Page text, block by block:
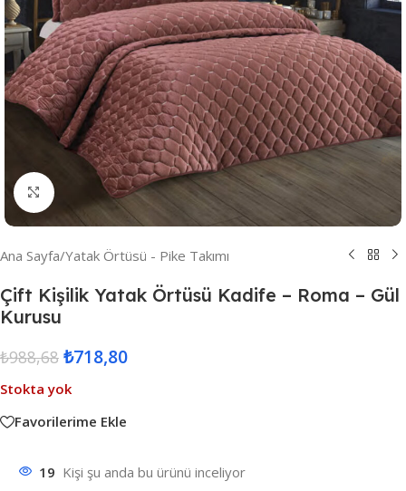
Resmi Büyüt
Ana Sayfa/Yatak Örtüsü - Pike Takımı
Çift Kişilik Yatak Örtüsü Kadife – Roma – Gül
Kurusu
₺988,68 ₺718,80
Stokta yok
Favorilerime Ekle
19 Kişi şu anda bu ürünü inceliyor